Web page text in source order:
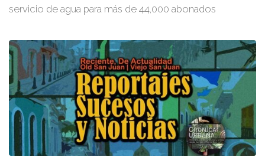
servicio de agua para más de 44,000 abonados